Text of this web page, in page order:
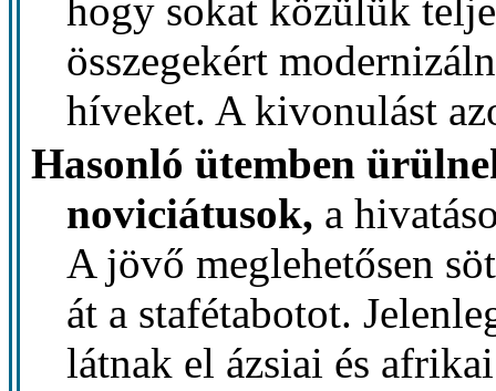
hogy sokat közülük
összegekért
híveket. A kivonulást
Hasonló ütemben
noviciátusok, a
A jövő meglehetősen
át a stafétabotot.
látnak el ázsiai és